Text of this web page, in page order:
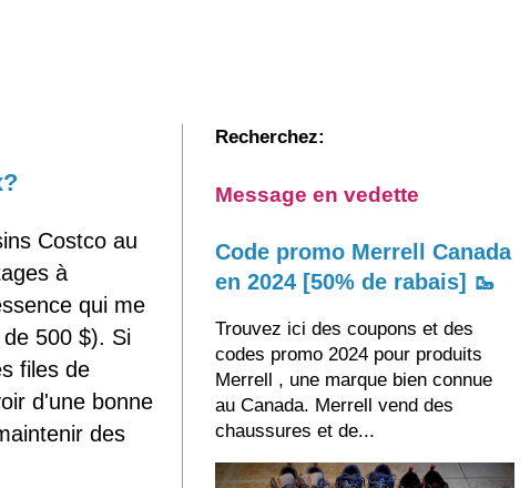
Costco au
à
qui me
500 $). Si
files de
d'une bonne
des
Recherchez:
Message en vedette
Code promo Merrell Canada
en 2024 [50% de rabais] 🥾
Trouvez ici des coupons et des
codes promo 2024 pour produits
Merrell , une marque bien connue
au Canada. Merrell vend des
chaussures et de...